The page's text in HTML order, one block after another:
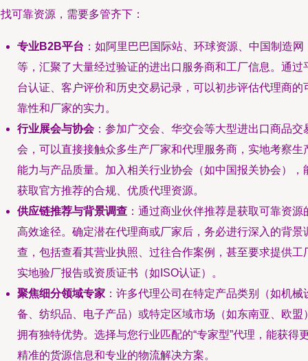
可靠资源，需要多管齐下：
专业B2B平台 ：如阿里巴巴国际站、环球资源、中国制造网
等，汇聚了大量经过验证的进出口服务商和工厂信息。通过
台认证、客户评价和历史交易记录，可以初步评估代理商的
靠性和厂家的实力。
行业展会与协会：参加广交会、华交会等大型进出口商品交
会，可以直接接触众多生产厂家和代理服务商，实地考察生
能力与产品质量。加入相关行业协会（如中国报关协会），
获取官方推荐的合规、优质代理资源。
供应链推荐与背景调查 ：通过商业伙伴推荐是获取可靠资源
高效途径。确定潜在代理商或厂家后，务必进行深入的背景
查，包括查看其营业执照、过往合作案例，甚至要求提供工
实地验厂报告或资质证书（如ISO认证）。
聚焦细分领域专家 ：许多代理公司在特定产品类别（如机械
备、纺织品、电子产品）或特定区域市场（如东南亚、欧盟
拥有独特优势。选择与您行业匹配的“专家型”代理，能获得
精准的货源信息和专业的物流解决方案。